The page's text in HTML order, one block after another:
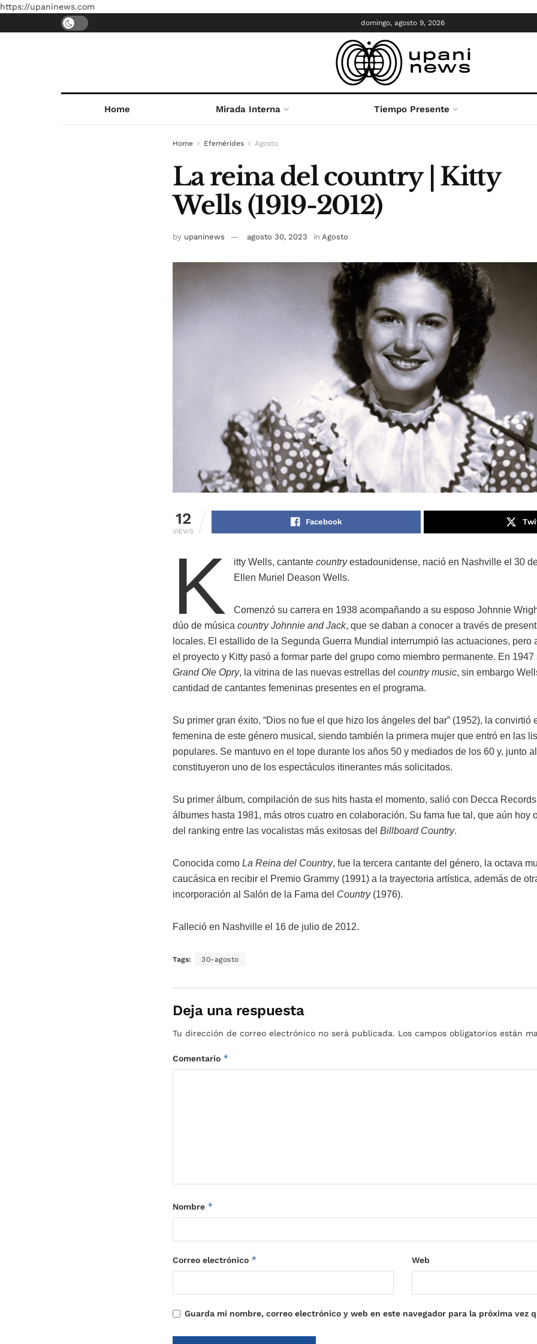
https://upaninews.com
domingo, agosto 9, 2026
Home Mirada Interna Tiempo Presente
Home Efemérides Agosto
La reina del country | Kitty
Wells (1919-2012)
by upaninews agosto 30, 2023 in Agosto
12
VIEWS
Facebook
K itty Wells, cantantecountryestadounidense, nació en Nashville el 30
Ellen Muriel Deason Wells.
Comenzó su carrera en 1938 acompañando a su esposo Johnnie
dúo de música country Johnnie and Jack, que se daban a conocer a través de
locales. El estallido de la Segunda Guerra Mundial interrumpió las actuaciones, pero
el proyecto y Kitty pasó a formar parte del grupo como miembro permanente. En
Grand Ole Opry, la vitrina de las nuevas estrellas del country music, sin embargo
cantidad de cantantes femeninas presentes en el programa.
Su primer gran éxito, “Dios no fue el que hizo los ángeles del bar” (1952), la convirtió
femenina de este género musical, siendo también la primera mujer que entró en las
populares. Se mantuvo en el tope durante los años 50 y mediados de los 60 y, junto
constituyeron uno de los espectáculos itinerantes más solicitados.
Su primer álbum, compilación de sus hits hasta el momento, salió con Decca
álbumes hasta 1981, más otros cuatro en colaboración. Su fama fue tal, que aún hoy
del ranking entre las vocalistas más exitosas del Billboard Country.
Conocida como La Reina del Country, fue la tercera cantante del género, la octava
caucásica en recibir el Premio Grammy (1991) a la trayectoria artística, además de
incorporación al Salón de la Fama del Country(1976).
Falleció en Nashville el 16 de julio de 2012.
Tags: 30-agosto
Deja una respuesta
Tu dirección de correo electrónico no será publicada. Los campos obligatorios están
Comentario *
Nombre *
Correo electrónico * Web
Guarda mi nombre, correo electrónico y web en este navegador para la próxima vez